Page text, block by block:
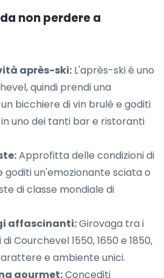
non perdere a
après-ski: L'après-ski è uno
quindi prendi una
bicchiere di vin brulé e goditi
uno dei tanti bar e ristoranti
Approfitta delle condizioni di
goditi un'emozionante sciata o
di classe mondiale di
affascinanti:Girovaga tra i
Courchevel 1550, 1650 e 1850,
e ambiente unici.
gourmet:Concediti